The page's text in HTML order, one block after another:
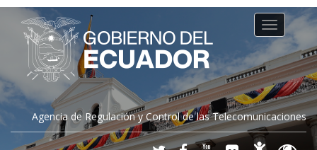
Agencia de Regulación y Control de las Telecomunicaciones
Toggle
navigation